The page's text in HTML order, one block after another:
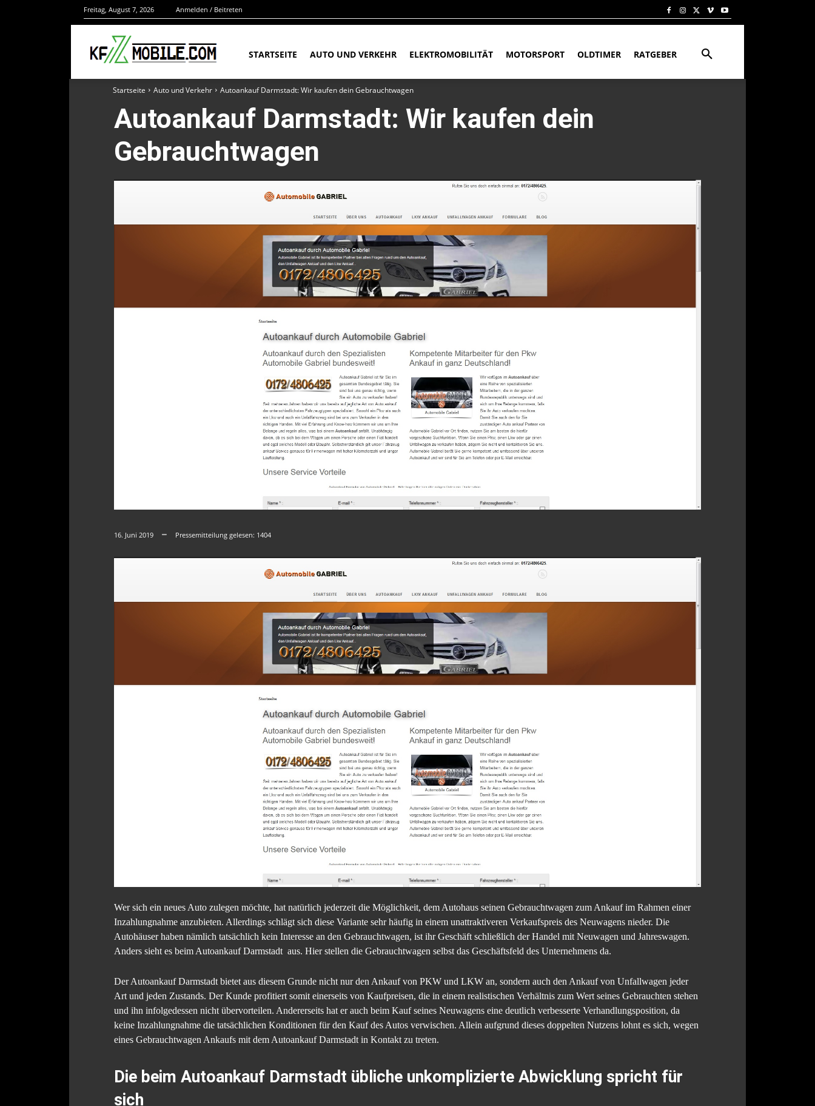
Freitag, August 7, 2026 Anmelden / Beitreten
STARTSEITE AUTO UND VERKEHR ELEKTROMOBILITÄT MOTORSPORT OLDTIMER RATGEBER
Startseite Auto und Verkehr Autoankauf Darmstadt: Wir kaufen dein Gebrauchtwagen
Autoankauf Darmstadt: Wir kaufen dein
Gebrauchtwagen
16. Juni 2019 Pressemitteilung gelesen: 1404
Wer sich ein neues Auto zulegen möchte, hat natürlich jederzeit die Möglichkeit, dem Autohaus seinen Gebrauchtwagen zum Ankauf im Rahmen einer
Inzahlungnahme anzubieten. Allerdings schlägt sich diese Variante sehr häufig in einem unattraktiveren Verkaufspreis des Neuwagens nieder. Die
Autohäuser haben nämlich tatsächlich kein Interesse an den Gebrauchtwagen, ist ihr Geschäft schließlich der Handel mit Neuwagen und Jahreswagen.
Anders sieht es beim Autoankauf Darmstadt aus. Hier stellen die Gebrauchtwagen selbst das Geschäftsfeld des Unternehmens da.
Der Autoankauf Darmstadt bietet aus diesem Grunde nicht nur den Ankauf von PKW und LKW an, sondern auch den Ankauf von Unfallwagen jeder
Art und jeden Zustands. Der Kunde profitiert somit einerseits von Kaufpreisen, die in einem realistischen Verhältnis zum Wert seines Gebrauchten stehen
und ihn infolgedessen nicht übervorteilen. Andererseits hat er auch beim Kauf seines Neuwagens eine deutlich verbesserte Verhandlungsposition, da
keine Inzahlungnahme die tatsächlichen Konditionen für den Kauf des Autos verwischen. Allein aufgrund dieses doppelten Nutzens lohnt es sich, wegen
eines Gebrauchtwagen Ankaufs mit dem Autoankauf Darmstadt in Kontakt zu treten.
Die beim Autoankauf Darmstadt übliche unkomplizierte Abwicklung spricht für
sich